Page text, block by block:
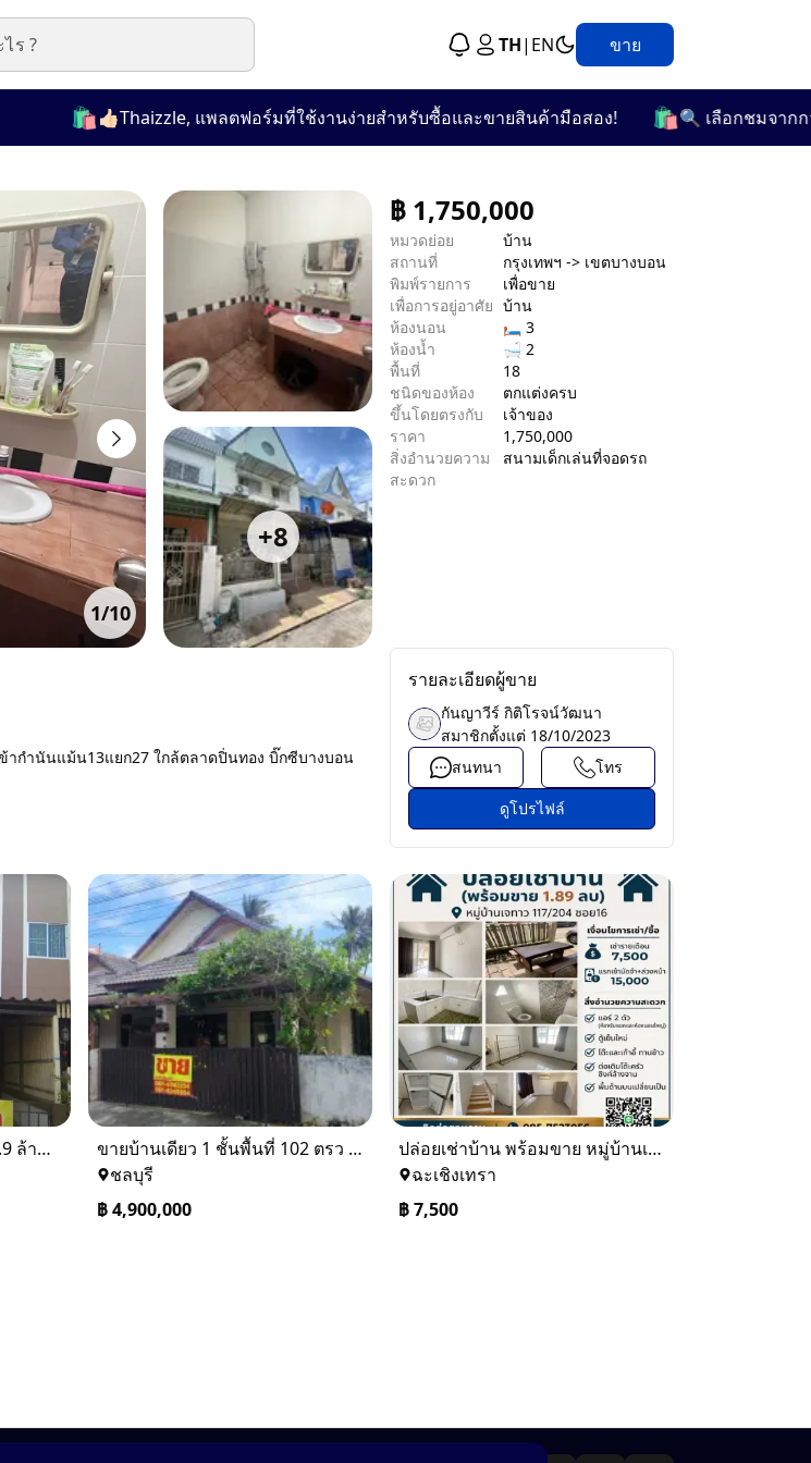
TH| EN ขาย
👍🏻Thaizzle, แพลตฟอร์มที่ใช้งานง่ายสำหรับซื้อและขายสินค้ามือสอง! 🛍️ 🔍 เลือกชมจากกว่า
1/10
+8
฿ 1,750,000
หมวดย่อย
บ้าน
สถานที่
กรุงเทพฯ -> เขตบางบอน
พิมพ์รายการ
เพื่อขาย
เพื่อการอยู่อาศัย บ้าน
ห้องนอน
🛏 3
ห้องน้ำ
🛁 2
พื้นที่
18
ชนิดของห้อง
ตกแต่งครบ
ขึ้นโดยตรงกับ
เจ้าของ
ราคา
1,750,000
สิ่งอำนวยความ
สะดวก
สนามเด็กเล่นที่จอดรถ
ากำนันแม้น13แยก27 ใกล้ตลาดปิ่นทอง บิ๊กซีบางบอน
รายละเอียดผู้ขาย
กันญาวีร์ กิติโรจน์วัฒนา
สมาชิกตั้งแต่ 18/10/2023
สนทนา
โทร
ดูโปรไฟล์
ขายทาวเฮ้าส์ 2 ชั้น ราคา 1.9 ล้านบาท ที่อยู่ ศรีราชา ชลบุรี
ขายบ้านเดียว 1 ชั้นพื้นที่ 102 ตรว บางละมุง ชลบุรี
ชลบุรี
฿4,900,000
ปล่อยเช่าบ้าน พร้อมขาย หมู่บ้านเจทาว ตำบลแสนภูดาษ
ฉะเชิงเทรา
฿7,500